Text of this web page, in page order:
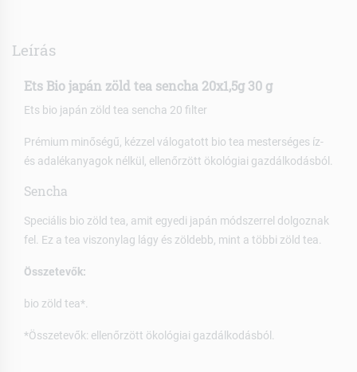
Leírás
Ets Bio japán zöld tea sencha 20x1,5g 30 g
Ets bio japán zöld tea sencha 20 filter
Prémium minőségű, kézzel válogatott bio tea mesterséges íz-
és adalékanyagok nélkül, ellenőrzött ökológiai gazdálkodásból.
Sencha
Speciális bio zöld tea, amit egyedi japán módszerrel dolgoznak
fel. Ez a tea viszonylag lágy és zöldebb, mint a többi zöld tea.
Összetevők:
bio zöld tea*.
*Összetevők: ellenőrzött ökológiai gazdálkodásból.